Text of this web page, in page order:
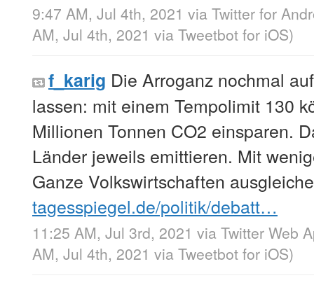
9:47 AM, Jul 4th, 2021 via Twitter for
AM, Jul 4th, 2021 via Tweetbot for iΟS)
f_karig Die Arroganz nochmal
lassen: mit einem Tempolimit 130
Millionen Tonnen CO2 einsparen.
Länder jeweils emittieren. Mit
Ganze Volkswirtschaften
tagesspiegel.de/politik/debatt…
11:25 AM, Jul 3rd, 2021 via Twitter Web
AM, Jul 4th, 2021 via Tweetbot for iΟS)